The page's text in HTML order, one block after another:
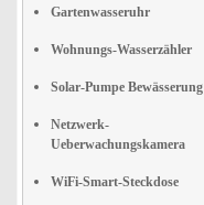
Gartenwasseruhr
Wohnungs-Wasserzähler
Solar-Pumpe Bewässerung
Netzwerk-
Ueberwachungskamera
WiFi-Smart-Steckdose